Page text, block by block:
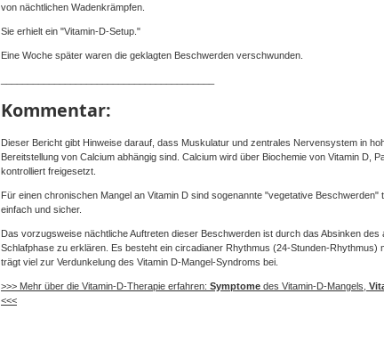
von nächtlichen Wadenkrämpfen.
Sie erhielt ein "Vitamin-D-Setup."
Eine Woche später waren die geklagten Beschwerden verschwunden.
Kommentar:
Dieser Bericht gibt Hinweise darauf, dass Muskulatur und zentrales Nervensystem in
Bereitstellung von Calcium abhängig sind. Calcium wird über Biochemie von Vitamin D,
kontrolliert freigesetzt.
Für einen chronischen Mangel an Vitamin D sind sogenannte "vegetative Beschwerden"
einfach und sicher.
Das vorzugsweise nächtliche Auftreten dieser Beschwerden ist durch das Absinken
Schlafphase zu erklären. Es besteht ein circadianer Rhythmus (24-Stunden-Rhythmus)
trägt viel zur Verdunkelung des Vitamin D-Mangel-Syndroms bei.
>>> Mehr über die Vitamin-D-Therapie erfahren: Symptome des Vitamin-D-Mangels,
<<<